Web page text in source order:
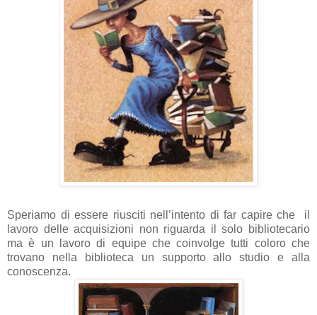
Speriamo di essere riusciti nell’intento di far capire che il
lavoro delle acquisizioni non riguarda il solo bibliotecario
ma è un lavoro di equipe che coinvolge tutti coloro che
trovano nella biblioteca un supporto allo studio e alla
conoscenza.